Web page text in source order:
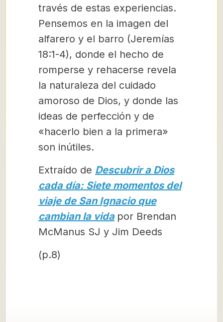
través de estas experiencias.
Pensemos en la imagen del
alfarero y el barro (Jeremías
18:1-4), donde el hecho de
romperse y rehacerse revela
la naturaleza del cuidado
amoroso de Dios, y donde las
ideas de perfección y de
«hacerlo bien a la primera»
son inútiles.
Extraído de Descubrir a Dios
cada día: Siete momentos del
viaje de San Ignacio que
cambian la vida por Brendan
McManus SJ y Jim Deeds
(p.8)